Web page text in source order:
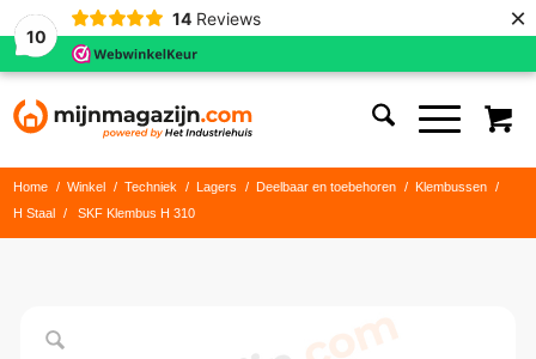
10
14 Reviews ×
Home / Winkel / Techniek / Lagers / Deelbaar en toebehoren / Klembussen
/
H Staal
/ SKF Klembus H 310